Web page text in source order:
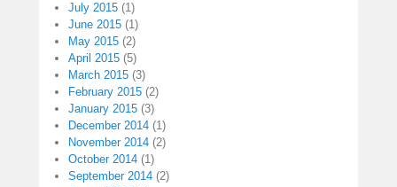
July 2015 (1)
June 2015 (1)
May 2015 (2)
April 2015 (5)
March 2015 (3)
February 2015 (2)
January 2015 (3)
December 2014 (1)
November 2014 (2)
October 2014 (1)
September 2014 (2)